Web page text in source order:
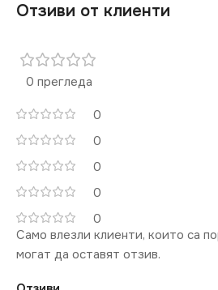
Отзиви от клиенти
0 прегледа
0
0
0
0
0
Само влезли клиенти, които са
могат да оставят отзив.